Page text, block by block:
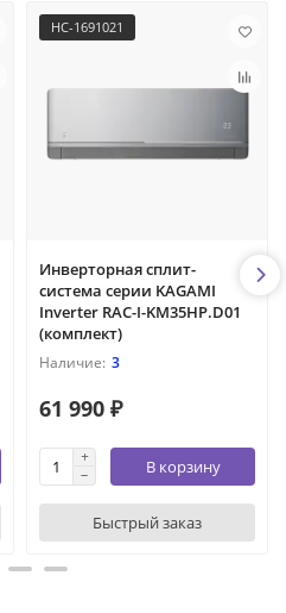
НС-1691021
Инверторная сплит-
система серии KAGAMI
Inverter RAC-I-KM35HP.D01
(комплект)
3
61 990 ₽
В корзину
Быстрый заказ